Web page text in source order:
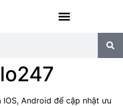
Android để cập nhật ưu